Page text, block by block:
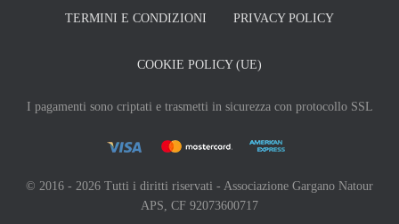
TERMINI E CONDIZIONI PRIVACY POLICY
COOKIE POLICY (UE)
I pagamenti sono criptati e trasmetti in sicurezza con protocollo SSL
© 2016 - 2026 Tutti i diritti riservati - Associazione Gargano Natour
APS, CF 92073600717